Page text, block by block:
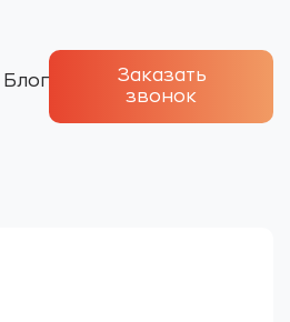
Блог
Заказать
звонок